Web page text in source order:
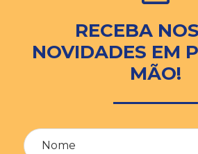
RECEBA
NOVIDADES EM
MÃO!